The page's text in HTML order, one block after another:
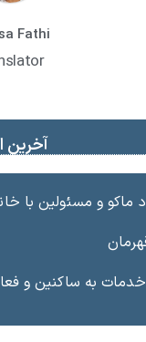
Fathi
آخرین
ماکو و مسئولین
به ساکنین و